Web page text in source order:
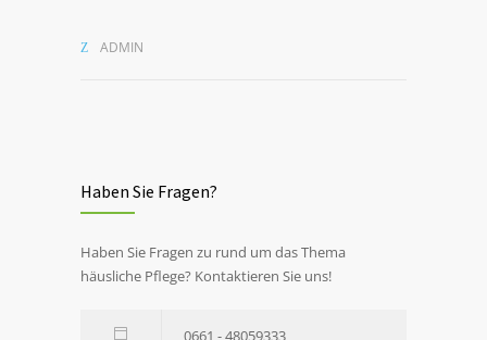
ADMIN
Haben Sie Fragen?
Haben Sie Fragen zu rund um das Thema
häusliche Pflege? Kontaktieren Sie uns!
0661 - 48059333